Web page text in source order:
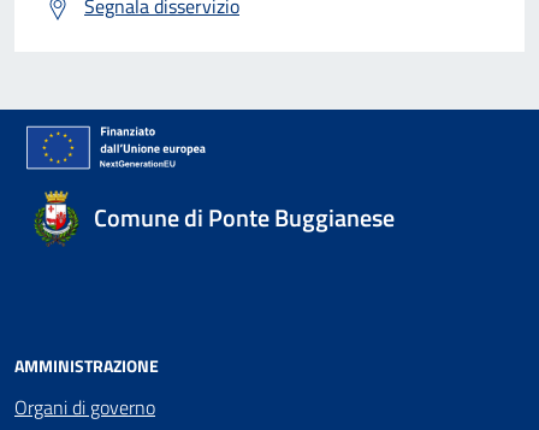
Segnala disservizio
Comune di Ponte Buggianese
AMMINISTRAZIONE
Organi di governo